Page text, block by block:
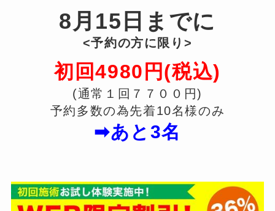
8月15日までに
<予約の方に限り>
初回4980円(税込)
(通常１回７７００円)
予約多数の為先着10名様のみ
➡あと3名